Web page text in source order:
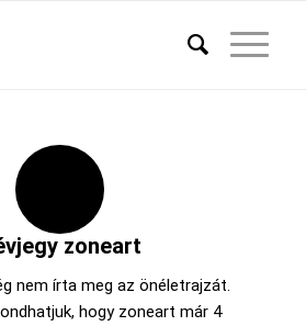
zoneart
nem írta meg az önéletrajzát.
hogy zoneart már 4